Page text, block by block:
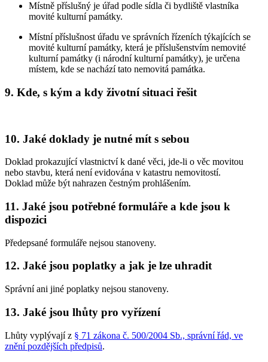
Místně příslušný je úřad podle sídla či bydliště vlastníka
movité kulturní památky.
Místní příslušnost úřadu ve správních řízeních týkajících se
movité kulturní památky, která je příslušenstvím nemovité
kulturní památky (i národní kulturní památky), je určena
místem, kde se nachází tato nemovitá památka.
9. Kde, s kým a kdy životní situaci řešit
10. Jaké doklady je nutné mít s sebou
Doklad prokazující vlastnictví k dané věci, jde-li o věc movitou
nebo stavbu, která není evidována v katastru nemovitostí.
Doklad může být nahrazen čestným prohlášením.
11. Jaké jsou potřebné formuláře a kde jsou k
dispozici
Předepsané formuláře nejsou stanoveny.
12. Jaké jsou poplatky a jak je lze uhradit
Správní ani jiné poplatky nejsou stanoveny.
13. Jaké jsou lhůty pro vyřízení
Lhůty vyplývají z § 71 zákona č. 500/2004 Sb., správní řád, ve
znění pozdějších předpisů.